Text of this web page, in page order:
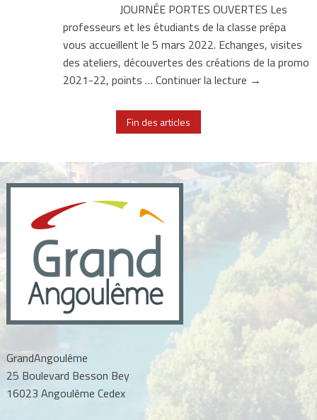
JOURNÉE PORTES OUVERTES Les
professeurs et les étudiants de la classe prépa
vous accueillent le 5 mars 2022. Echanges, visites
des ateliers, découvertes des créations de la promo
2021-22, points … Continuer la lecture →
Fin des articles
GrandAngoulême
25 Boulevard Besson Bey
16023 Angoulême Cedex